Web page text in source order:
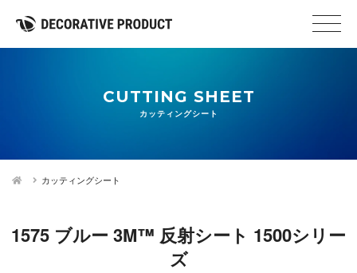
CUTTING SHEET
カッティングシート
カッティングシート
1575 ブルー 3M™ 反射シート 1500シリー
ズ